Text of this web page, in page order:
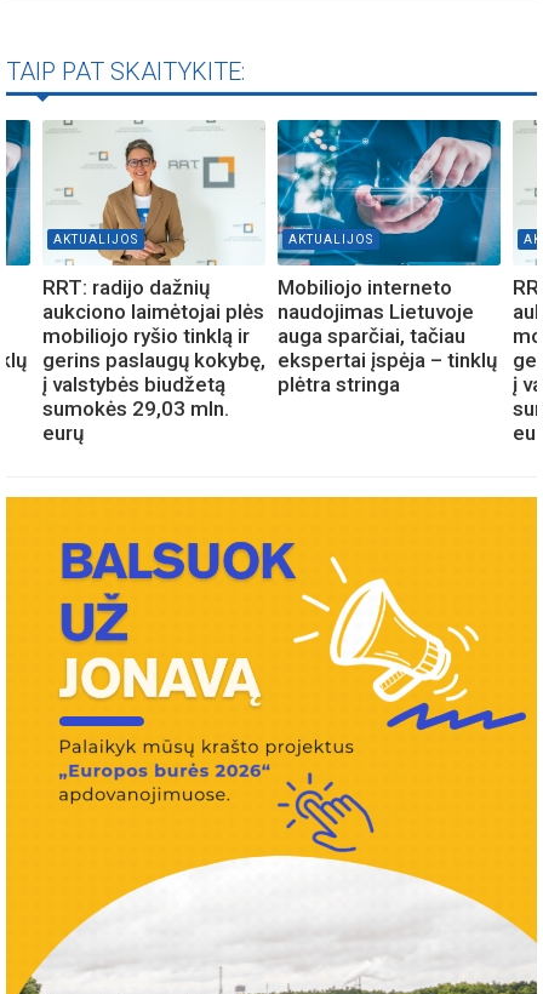
TAIP PAT SKAITYKITE:
AKTUALIJOS
RRT: radijo dažnių
aukciono laimėtojai plės
mobiliojo ryšio tinklą ir
gerins paslaugų kokybę,
į valstybės biudžetą
sumokės 29,03 mln.
eurų
AKTUALIJOS
Mobiliojo interneto
naudojimas Lietuvoje
auga sparčiai, tačiau
ekspertai įspėja – tinklų
plėtra stringa
į